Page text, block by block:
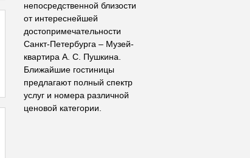
непосредственной близости
от интереснейшей
достопримечательности
Санкт-Петербурга – Музей-
квартира А. С. Пушкина.
Ближайшие гостиницы
предлагают полный спектр
услуг и номера различной
ценовой категории.